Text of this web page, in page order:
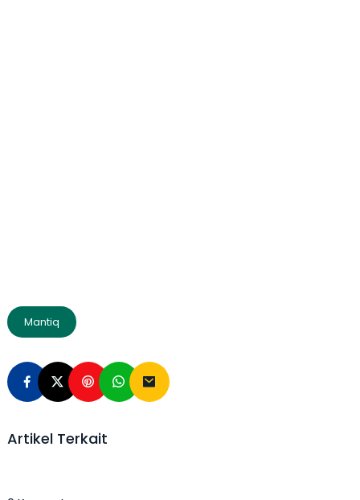
Mantiq
Artikel Terkait